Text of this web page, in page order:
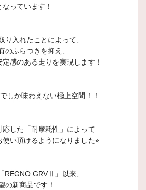
っています！
り入れたことによって、
のふらつきを抑え、
感のある走りを実現します！
しか味わえない極上空間！！
した「耐摩耗性」によって
い頂けるようになりました⭐︎
REGNO GRVⅡ」以来、
の新商品です！